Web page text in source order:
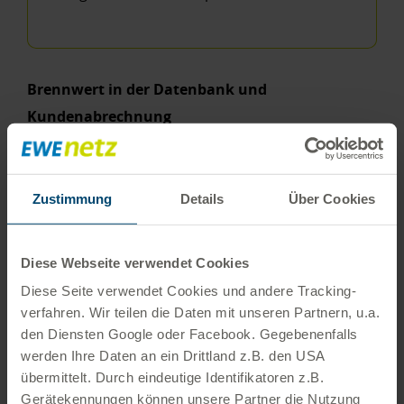
Zustimmung Details Über Cookies
Diese Webseite verwendet Cookies
Diese Seite verwendet Cookies und andere Tracking­
verfahren. Wir teilen die Daten mit unseren Partnern, u.a.
den Diensten Google oder Facebook. Gegebenenfalls
werden Ihre Daten an ein Drittland z.B. den USA
übermittelt. Durch eindeutige Identifikatoren z.B.
Gerätekennungen können unsere Partner die Nutzung
Brennwert in der Datenbank und
Kundenabrechnung
Wir teilen unsere Netze u. a. für die Abrechnung in
kleinere Bezirke auf, für die monatlich Brennwerte
ermittelt werden – diese finden Sie in der Abfrage
oben. Für Haushalts- und Kleingewerbekunden
Ihres Lieferanten finden. Die Daten können daher
voneinander abweichen.
Haftungs- und Gewährleistungsausschluss